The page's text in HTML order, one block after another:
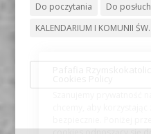
Do poczytania Do
KALENDARIUM I KOMUNII ŚW.